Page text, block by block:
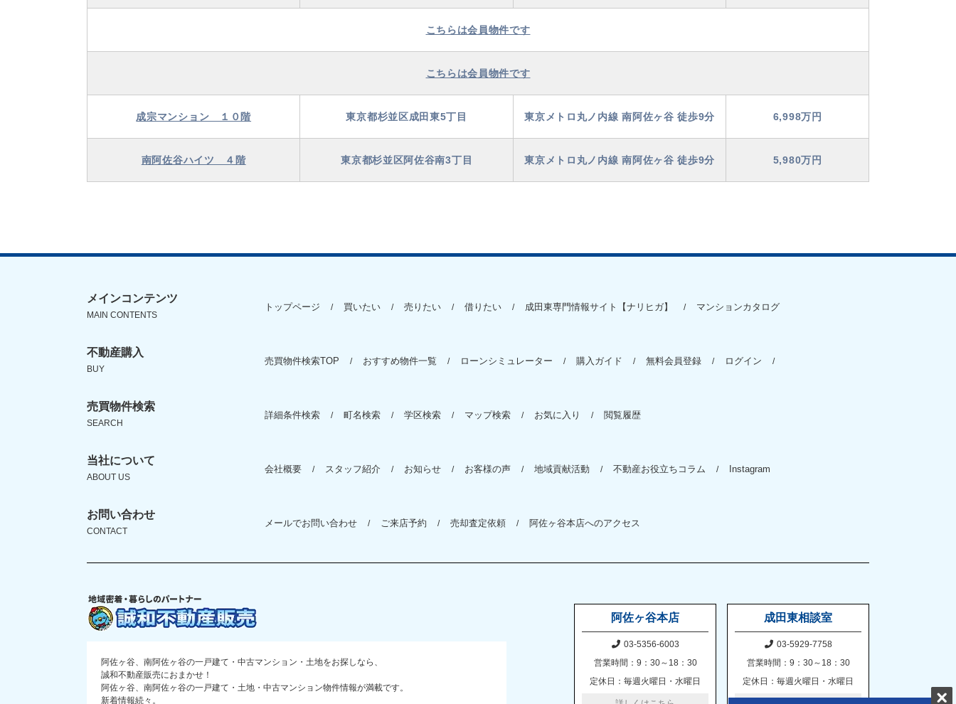
こちらは会員物件です
こちらは会員物件です
成宗マンション １０階 東京都杉並区成田東5丁目 東京メトロ丸ノ内線 南阿佐ヶ谷 徒歩9分 6,998万円
南阿佐谷ハイツ ４階 東京都杉並区阿佐谷南3丁目 東京メトロ丸ノ内線 南阿佐ヶ谷 徒歩9分 5,980万円
メインコンテンツ
MAIN CONTENTS
トップページ 買いたい 売りたい 借りたい 成田東専門情報サイト【ナリヒガ】 マンションカタログ
不動産購入
BUY
売買物件検索TOP おすすめ物件一覧 ローンシミュレーター 購入ガイド 無料会員登録 ログイン
売買物件検索
SEARCH
詳細条件検索 町名検索 学区検索 マップ検索 お気に入り 閲覧履歴
当社について
ABOUT US
会社概要 スタッフ紹介 お知らせ お客様の声 地域貢献活動 不動産お役立ちコラム Instagram
お問い合わせ
CONTACT
メールでお問い合わせ ご来店予約 売却査定依頼 阿佐ヶ谷本店へのアクセス
阿佐ヶ谷、南阿佐ヶ谷の一戸建て・中古マンション・土地をお探しなら、
誠和不動産販売におまかせ！
阿佐ヶ谷、南阿佐ヶ谷の一戸建て・土地・中古マンション物件情報が満載です。
新着情報続々。
阿佐ヶ谷本店
03-5356-6003
営業時間：9：30～18：30
定休日：毎週火曜日・水曜日
成田東相談室
03-5929-7758
営業時間：9：30～18：30
定休日：毎週火曜日・水曜日